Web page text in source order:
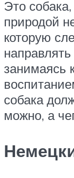
Это
природой
которую
направлять
занимаясь
собака
можно, а